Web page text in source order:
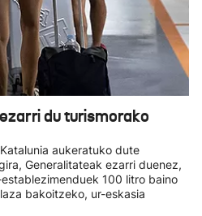
du turismorako
aukeratuko dute
Generalitateak ezarri duenez,
100 litro baino
bakoitzeko, ur-eskasia